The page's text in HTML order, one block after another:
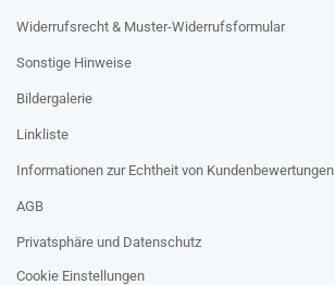
Widerrufsrecht & Muster-Widerrufsformular
Sonstige Hinweise
Bildergalerie
Linkliste
Informationen zur Echtheit von Kundenbewertungen
AGB
Privatsphäre und Datenschutz
Cookie Einstellungen